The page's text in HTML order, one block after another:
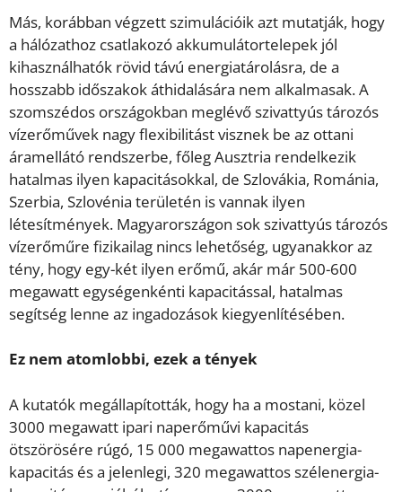
Más, korábban végzett szimulációik azt mutatják, hogy
a hálózathoz csatlakozó akkumulátortelepek jól
kihasználhatók rövid távú energiatárolásra, de a
hosszabb időszakok áthidalására nem alkalmasak. A
szomszédos országokban meglévő szivattyús tározós
vízerőművek nagy flexibilitást visznek be az ottani
áramellátó rendszerbe, főleg Ausztria rendelkezik
hatalmas ilyen kapacitásokkal, de Szlovákia, Románia,
Szerbia, Szlovénia területén is vannak ilyen
létesítmények. Magyarországon sok szivattyús tározós
vízerőműre fizikailag nincs lehetőség, ugyanakkor az
tény, hogy egy-két ilyen erőmű, akár már 500-600
megawatt egységenkénti kapacitással, hatalmas
segítség lenne az ingadozások kiegyenlítésében.
Ez nem atomlobbi, ezek a tények
A kutatók megállapították, hogy ha a mostani, közel
3000 megawatt ipari naperőművi kapacitás
ötszörösére rúgó, 15 000 megawattos napenergia-
kapacitás és a jelenlegi, 320 megawattos szélenergia-